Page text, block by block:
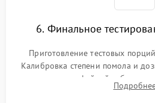
6. Финальное
Приготовление тестовых
Калибровка степени помола и
плотности кофейной таблетки,
качества молочной пены.